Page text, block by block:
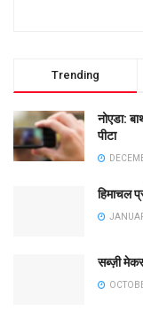
Trending
नोएडा:
पीटा
हिमाचल
सब्ज़ी